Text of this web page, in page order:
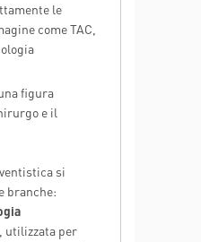
le
come TAC,
figura
e il
si
branche:
, utilizzata per